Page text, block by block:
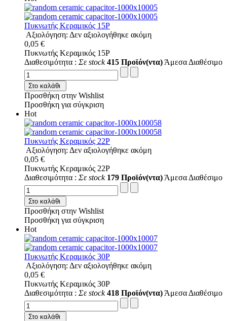
Πυκνωτής Κεραμικός 15P
Αξιολόγηση: Δεν αξιολογήθηκε ακόμη
0,05 €
Πυκνωτής Κεραμικός 15P
Διαθεσιμότητα : Σε stock 415 Προϊόν(ντα) Άμεσα Διαθέσιμο
Στο καλάθι
Προσθήκη στην Wishlist
Προσθήκη για σύγκριση
Hot
Πυκνωτής Κεραμικός 22P
Αξιολόγηση: Δεν αξιολογήθηκε ακόμη
0,05 €
Πυκνωτής Κεραμικός 22P
Διαθεσιμότητα : Σε stock 179 Προϊόν(ντα) Άμεσα Διαθέσιμο
Στο καλάθι
Προσθήκη στην Wishlist
Προσθήκη για σύγκριση
Hot
Πυκνωτής Κεραμικός 30P
Αξιολόγηση: Δεν αξιολογήθηκε ακόμη
0,05 €
Πυκνωτής Κεραμικός 30P
Διαθεσιμότητα : Σε stock 418 Προϊόν(ντα) Άμεσα Διαθέσιμο
Στο καλάθι